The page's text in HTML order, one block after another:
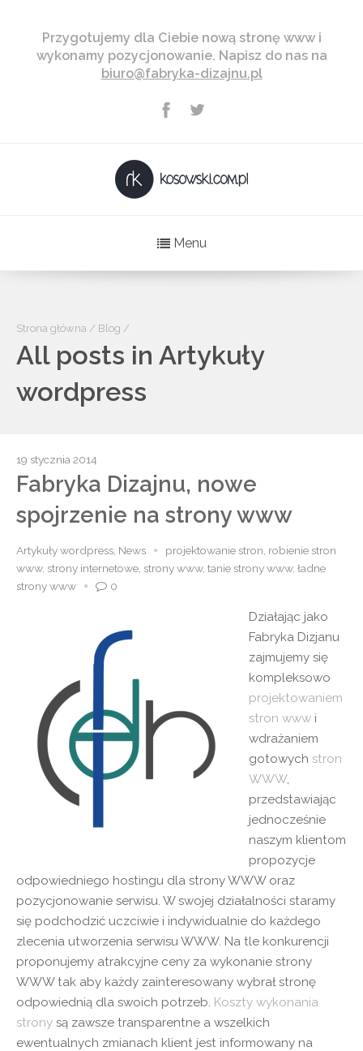
Przygotujemy dla Ciebie nową stronę www i
wykonamy pozycjonowanie. Napisz do nas na
biuro@fabryka-dizajnu.pl
Menu
Strona główna / Blog /
All posts in Artykuły
wordpress
19 stycznia 2014
Fabryka Dizajnu, nowe
spojrzenie na strony www
Artykuły wordpress News projektowanie stron robienie stron
www, strony internetowe strony www, tanie strony www, ładne
strony www
0
Działając jako
Fabryka Dizjanu
zajmujemy się
kompleksowo
projektowaniem
stron www i
wdrażaniem
gotowych stron
WWW,
przedstawiając
jednocześnie
naszym klientom
propozycje
odpowiedniego hostingu dla strony WWW oraz
pozycjonowanie serwisu. W swojej działalności staramy
się podchodzić uczciwie i indywidualnie do każdego
zlecenia utworzenia serwisu WWW. Na tle konkurencji
proponujemy atrakcyjne ceny za wykonanie strony
WWW tak aby każdy zainteresowany wybrał stronę
odpowiednią dla swoich potrzeb. Koszty wykonania
strony są zawsze transparentne a wszelkich
ewentualnych zmianach klient jest informowany na